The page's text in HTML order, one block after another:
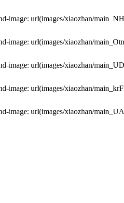
url(images/xiaozhan/
url(images/xiaozhan/
url(images/xiaozhan/
url(images/xiaozhan/
url(images/xiaozhan/